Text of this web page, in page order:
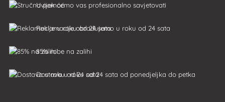
Uvijek ćemo vas profesionalno savjetovati
Reklamacije obrađujemo u roku od 24 sata
85% robe na zalihi
Dostava u roku od 24 sata od ponedjeljka do petka